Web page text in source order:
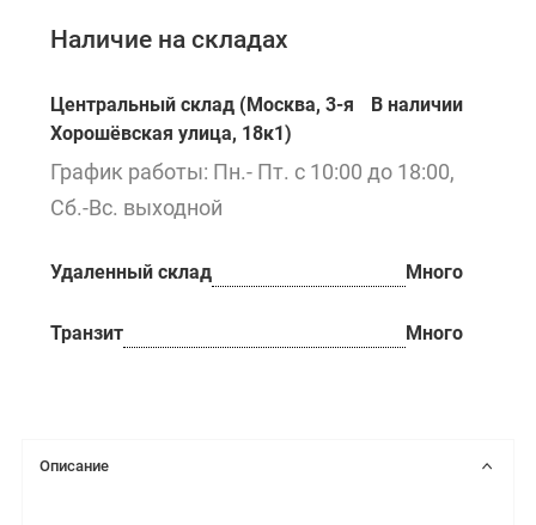
Наличие на складах
Центральный склад (Москва, 3-я
Хорошёвская улица, 18к1)
В наличии
График работы: Пн.- Пт. с 10:00 до 18:00,
Сб.-Вс. выходной
Удаленный склад Много
Транзит Много
Описание